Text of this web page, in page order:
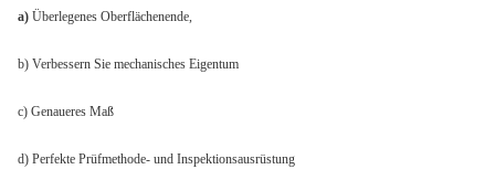
a) Überlegenes Oberflächenende,
b) Verbessern Sie mechanisches Eigentum
c) Genaueres Maß
d) Perfekte Prüfmethode- und Inspektionsausrüstung